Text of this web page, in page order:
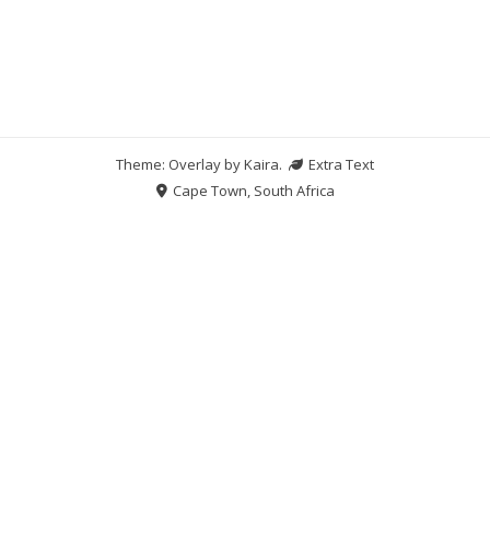
Theme: Overlay byKaira.
Extra Text
Cape Town, South Africa